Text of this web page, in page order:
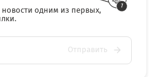
одним из первых,
Отправить